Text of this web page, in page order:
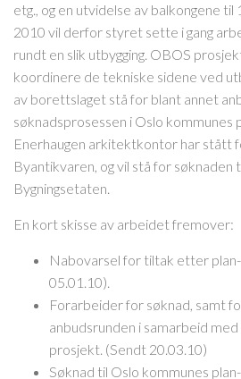
etg., og en utvidelse av balkongene til
2010 vil derfor styret sette i gang
rundt en slik utbygging. OBOS
koordinere de tekniske sidene ved
av borettslaget stå for blant annet
søknadsprosessen i Oslo kommunes
Enerhaugen arkitektkontor har stått
Byantikvaren, og vil stå for søknaden
Bygningsetaten.
En kort skisse av arbeidet fremover:
Nabovarsel for tiltak etter
05.01.10).
Forarbeider for søknad, samt
anbudsrunden i samarbeid
prosjekt. (Sendt 20.03.10)
Søknad til Oslo kommunes